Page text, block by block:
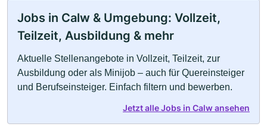
Jobs in Calw & Umgebung: Vollzeit,
Teilzeit, Ausbildung & mehr
Aktuelle Stellenangebote in Vollzeit, Teilzeit, zur
Ausbildung oder als Minijob – auch für Quereinsteiger
und Berufseinsteiger. Einfach filtern und bewerben.
Jetzt alle Jobs in Calw ansehen